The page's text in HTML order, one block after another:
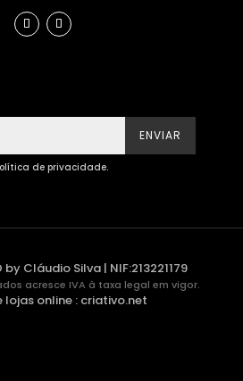
ENVIAR
de privacidade.
by Cláudio Silva | NIF:213221179
acresce IVA à taxa legal em vigor.
lojas online: criativo.net